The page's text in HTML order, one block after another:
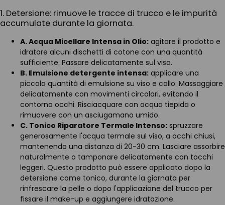
1. Detersione: rimuove le tracce di trucco e le impurità
accumulate durante la giornata.
A. Acqua Micellare Intensa in Olio: agitare il prodotto e
idratare alcuni dischetti di cotone con una quantità
sufficiente. Passare delicatamente sul viso.
B. Emulsione detergente intensa: applicare una
piccola quantità di emulsione su viso e collo. Massaggiare
delicatamente con movimenti circolari, evitando il
contorno occhi. Risciacquare con acqua tiepida o
rimuovere con un asciugamano umido.
C. Tonico Riparatore Termale Intenso: spruzzare
generosamente l'acqua termale sul viso, a occhi chiusi,
mantenendo una distanza di 20-30 cm. Lasciare assorbire
naturalmente o tamponare delicatamente con tocchi
leggeri. Questo prodotto può essere applicato dopo la
detersione come tonico, durante la giornata per
rinfrescare la pelle o dopo l'applicazione del trucco per
fissare il make-up e aggiungere idratazione.